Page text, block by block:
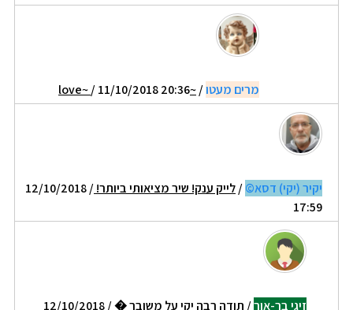
מרים מעטו/
~love~
/ 11/10/2018 20:36
יקיר (יקי) דסא©/לייק ענק! שיר מציאותי ביותר!
/ 12/10/2018
17:59
זיגי בר-אור/ תודה רבה יקי על משובך � / 12/10/2018